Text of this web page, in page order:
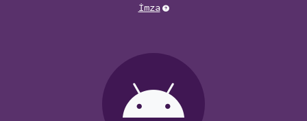
İmza